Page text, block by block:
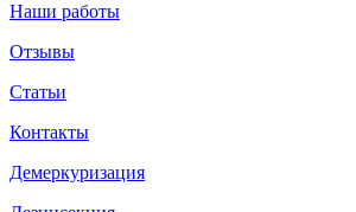
Наши работы
Отзывы
Статьи
Контакты
Демеркуризация